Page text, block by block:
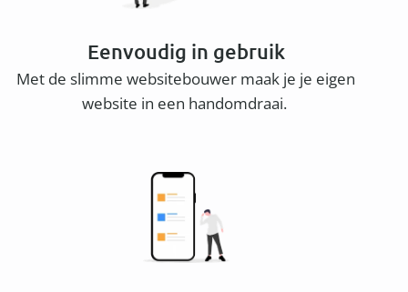
Eenvoudig in gebruik
Met de slimme websitebouwer maak je je eigen
website in een handomdraai.